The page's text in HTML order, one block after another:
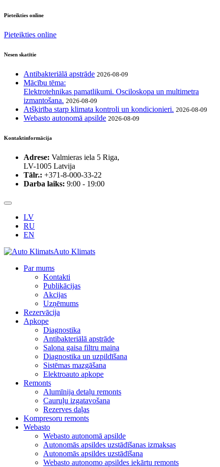
Pieteikties online
Pieteikties online
Nesen skatītie
Antibakteriālā apstrāde 2026-08-09
Mācību tēma:
Elektrotehnikas pamatlikumi. Osciloskopa un multimetra
izmantošana. 2026-08-09
Atšķirība starp klimata kontroli un kondicionieri. 2026-08-09
Webasto autonomā apsilde 2026-08-09
Kontaktinformācija
Adrese: Valmieras iela 5 Riga,
LV-1005 Latvija
Tālr.: +371-8-000-33-22
Darba laiks: 9:00 - 19:00
LV
RU
EN
Auto Klimats
Par mums
Kontakti
Publikācijas
Akcijas
Uzņēmums
Rezervācija
Apkope
Diagnostika
Antibakteriālā apstrāde
Salona gaisa filtru maiņa
Diagnostika un uzpildīšana
Sistēmas mazgāšana
Elektroauto apkope
Remonts
Alumīnija detaļu remonts
Cauruļu izgatavošana
Rezerves daļas
Kompresoru remonts
Webasto
Webasto autonomā apsilde
Autonomās apsildes uzstādīšanas izmaksas
Autonomās apsildes uzstādīšana
Webasto autonomo apsildes iekārtu remonts